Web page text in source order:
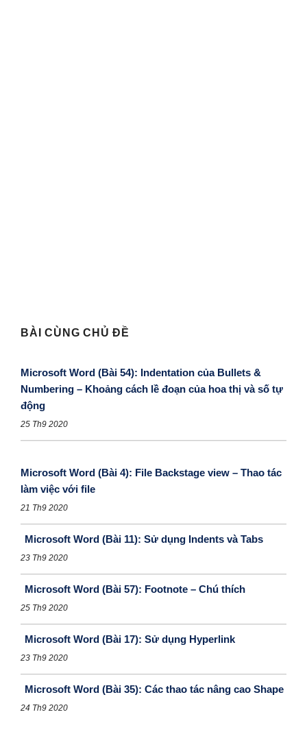
BÀI CÙNG CHỦ ĐỀ
Microsoft Word (Bài 54): Indentation của Bullets &
Numbering – Khoảng cách lề đoạn của hoa thị và số tự
động
25 Th9 2020
Microsoft Word (Bài 4): File Backstage view – Thao tác
làm việc với file
21 Th9 2020
Microsoft Word (Bài 11): Sử dụng Indents và Tabs
23 Th9 2020
Microsoft Word (Bài 57): Footnote – Chú thích
25 Th9 2020
Microsoft Word (Bài 17): Sử dụng Hyperlink
23 Th9 2020
Microsoft Word (Bài 35): Các thao tác nâng cao Shape
24 Th9 2020